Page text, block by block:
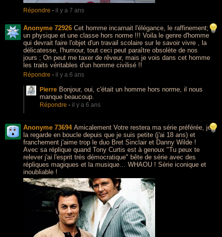
Répondre - il y a 7 ans
Anonyme 72926 Cet homme incarnait l'élégance, le raffinement;
un physique et une classe hors norme !!! Voila le genre d'homme
qui devrait faire l'objet d'un travail scolaire sur le savoir vivre , la
délicatesse, l'humour, tout ceci peut paraître obsolète de nos
jours ; On peut me taxer de rêveur, mais je vois dans cet homme
les traits véritables d'un homme civilisé !!
Répondre - il y a 6 ans
Pierre Bonjour, oui, c'était un homme hors norme, il nous
manque beaucoup.
Répondre - il y a 6 ans
Anonyme 73694 Amicalement Votre restera ma série préférée, je
la regarde en boucle depuis que je suis petite (j'ai 18 ans) et
franchement j'aime trop le duo Bret Sinclair et Danny Wilde !
Avec sa réplique quand Tony Curtis est à genoux "Tu peux te
relever j'ai l'esprit très démocratique" bête de série avec des
répliques magiques et la musique… WHAOU ! Série iconique et
inoubliable !